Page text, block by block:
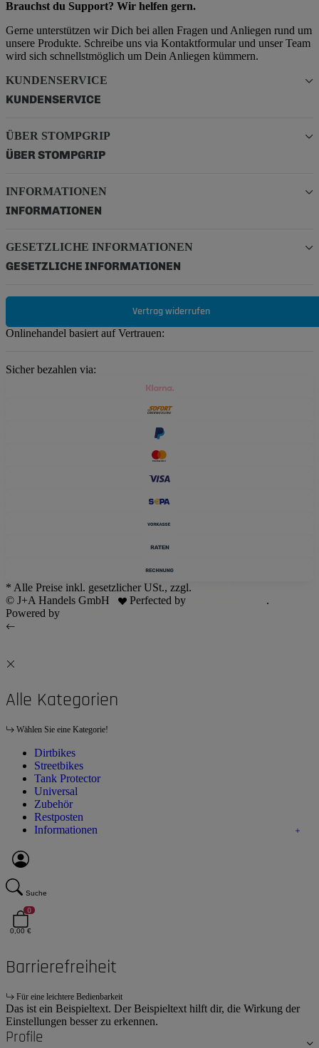
Brauchst du Support? Wir helfen gern.
Gerne unterstützen wir Dich bei allen Fragen und Anliegen rund um
unsere Produkte. Schreibe uns via Kontaktformular und unser Team
wird sich schnellstmöglich um Dein Anliegen kümmern.
KUNDENSERVICE
KUNDENSERVICE
ÜBER STOMPGRIP
ÜBER STOMPGRIP
INFORMATIONEN
INFORMATIONEN
GESETZLICHE INFORMATIONEN
GESETZLICHE INFORMATIONEN
Vertrag widerrufen
Onlinehandel basiert auf Vertrauen:
Sicher bezahlen via:
* Alle Preise inkl. gesetzlicher USt., zzgl.
© J+A Handels GmbH
Perfected by
.
Powered by
Alle Kategorien
Wählen Sie eine Kategorie!
Dirtbikes
Streetbikes
Tank Protector
Universal
Zubehör
Restposten
Informationen
Suche
0
0,00 €
Barrierefreiheit
Für eine leichtere Bedienbarkeit
Das ist ein Beispieltext. Der Beispieltext hilft dir, die Wirkung der
Einstellungen besser zu erkennen.
Profile